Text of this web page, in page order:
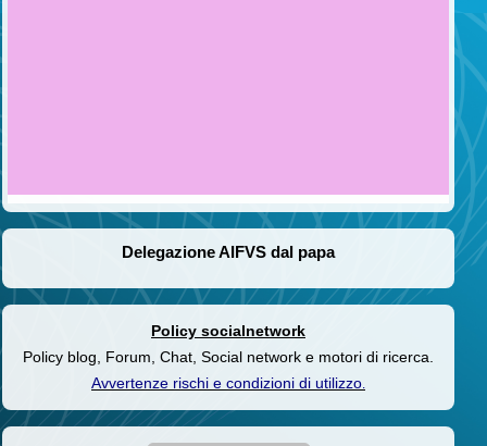
Delegazione AIFVS dal papa
Policy socialnetwork
Policy blog, Forum, Chat, Social network e motori di ricerca.
Avvertenze rischi e condizioni di utilizzo.